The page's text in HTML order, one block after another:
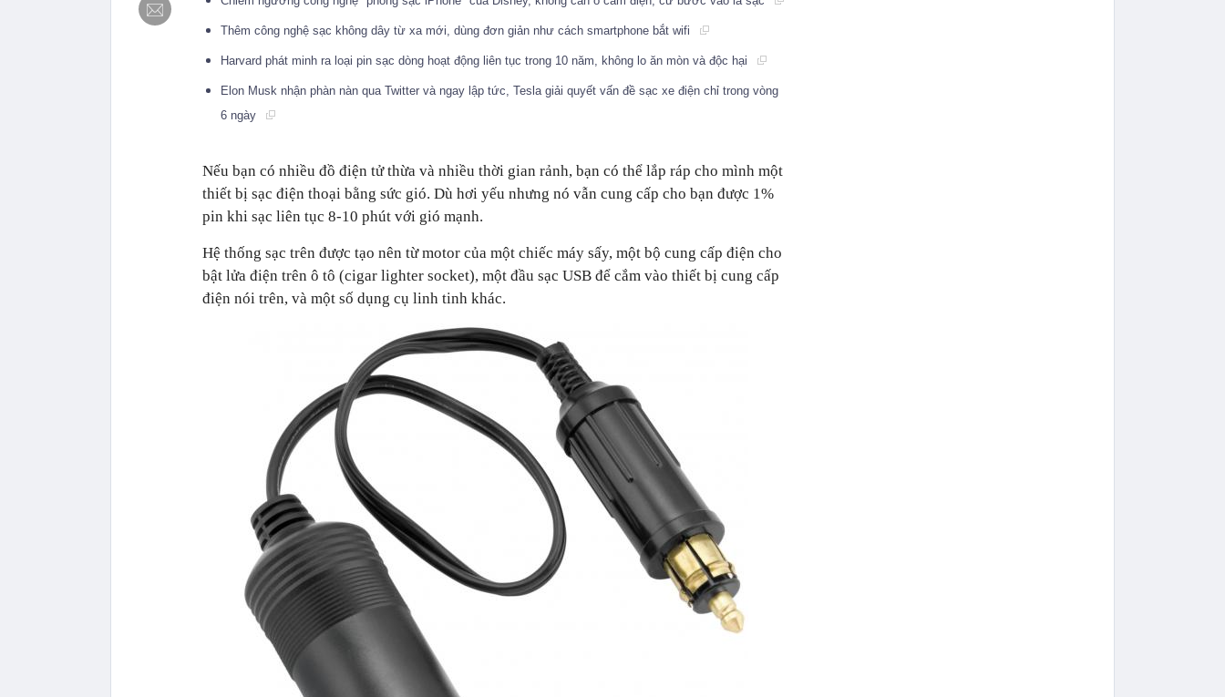
Thêm công nghệ sạc không dây từ xa mới, dùng đơn giản như cách smartphone bắt wifi
Harvard phát minh ra loại pin sạc dòng hoạt động liên tục trong 10 năm, không lo ăn mòn và độc hại
Elon Musk nhận phàn nàn qua Twitter và ngay lập tức, Tesla giải quyết vấn đề sạc xe điện chỉ trong vòng
6 ngày
Nếu bạn có nhiều đồ điện tử thừa và nhiều thời gian rảnh, bạn có thể lắp ráp cho mình một
thiết bị sạc điện thoại bằng sức gió. Dù hơi yếu nhưng nó vẫn cung cấp cho bạn được 1%
pin khi sạc liên tục 8-10 phút với gió mạnh.
Hệ thống sạc trên được tạo nên từ motor của một chiếc máy sấy, một bộ cung cấp điện cho
bật lửa điện trên ô tô (cigar lighter socket), một đầu sạc USB để cắm vào thiết bị cung cấp
điện nói trên, và một số dụng cụ linh tinh khác.